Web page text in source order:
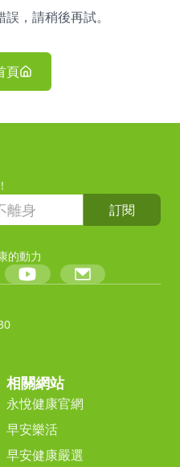
，請稍後再試。
頁
訂閱
的動力
相關網站
永悅健康官網
早安樂活
早安健康嚴選